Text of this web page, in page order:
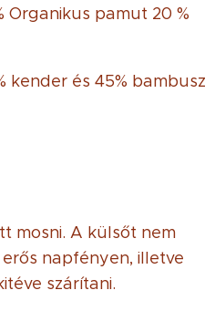
Organikus pamut 20 %
kender és 45% bambusz
mosni. A külsőt nem
napfényen, illetve
szárítani.